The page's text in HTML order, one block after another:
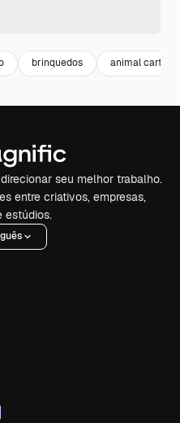
brinquedos animal cartoon
seu melhor trabalho.
entre criativos, empresas,
estúdios.